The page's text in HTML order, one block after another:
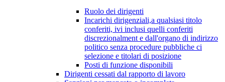
Ruolo dei dirigenti
Incarichi dirigenziali,a qualsiasi titolo
conferiti, ivi inclusi quelli conferiti
discrezionalment e dall'organo di indirizzo
politico senza procedure pubbliche ci
selezione e titolari di posizione
Posti di funzione disponibili
Dirigenti cessati dal rapporto di lavoro